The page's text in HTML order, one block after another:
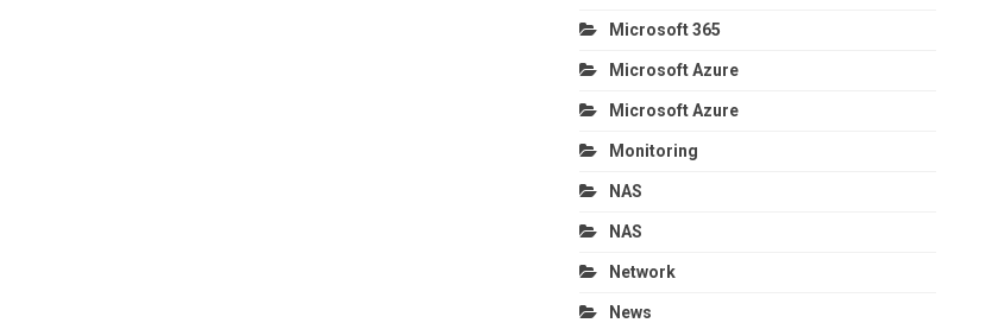
Microsoft 365
Microsoft Azure
Microsoft Azure
Monitoring
NAS
NAS
Network
News